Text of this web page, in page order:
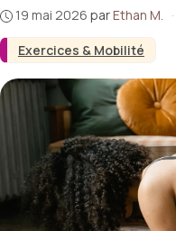
Exercices & Mobilité
19 mai 2026 parEthan M. ·